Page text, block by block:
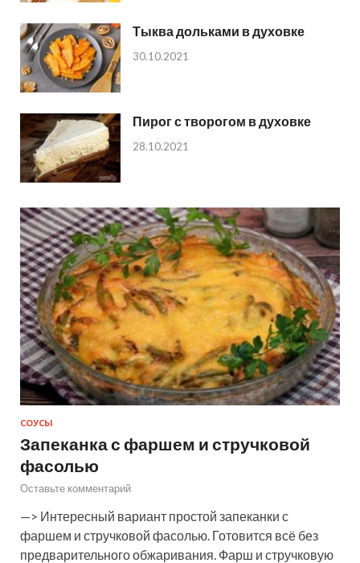
Тыква дольками в духовке
30.10.2021
Пирог с творогом в духовке
28.10.2021
СОУСЫ
Запеканка с фаршем и стручковой
фасолью
Оставьте комментарий
—> Интересный вариант простой запеканки с
фаршем и стручковой фасолью. Готовится всё без
предварительного обжаривания. Фарш и стручковую